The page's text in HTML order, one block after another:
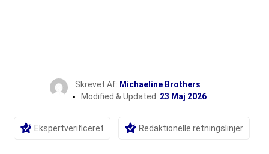
Skrevet Af: Michaeline Brothers
Modified & Updated: 23 Maj 2026
Ekspertverificeret Redaktionelle retningslinjer